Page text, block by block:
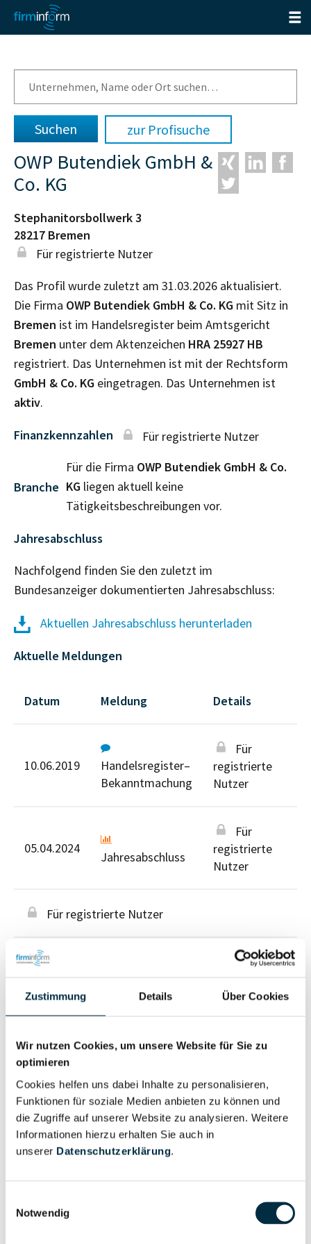
Zustimmung Details Über Cookies
Wir nutzen Cookies, um unsere Website für Sie zu
optimieren
Cookies helfen uns dabei Inhalte zu personalisieren,
Funktionen für soziale Medien anbieten zu können und
die Zugriffe auf unserer Website zu analysieren. Weitere
Informationen hierzu erhalten Sie auch in
unserer Datenschutzerklärung.
Notwendig
zur Profisuche
OWP Butendiek GmbH &
Co. KG
Stephanitorsbollwerk 3
28217 Bremen
Für registrierte Nutzer
Das Profil wurde zuletzt am 31.03.2026 aktualisiert.
Die Firma OWP Butendiek GmbH & Co. KG mit Sitz in
Bremen ist im Handelsregister beim Amtsgericht
Bremen unter dem Aktenzeichen HRA 25927 HB
registriert. Das Unternehmen ist mit der Rechtsform
GmbH & Co. KG eingetragen. Das Unternehmen ist
aktiv.
Finanzkennzahlen Für registrierte Nutzer
Branche
Für die Firma OWP Butendiek GmbH & Co.
KG liegen aktuell keine
Tätigkeitsbeschreibungen vor.
Jahresabschluss
Nachfolgend finden Sie den zuletzt im
Bundesanzeiger dokumentierten Jahresabschluss:
Aktuellen Jahresabschluss herunterladen
Aktuelle Meldungen
Datum Meldung Details
10.06.2019
Handelsregister–
Bekanntmachung
Für
registrierte
Nutzer
05.04.2024
Jahresabschluss
Für
registrierte
Nutzer
Für registrierte Nutzer
Gesellschafterstruktur
Unternehmensprofil
anfragen